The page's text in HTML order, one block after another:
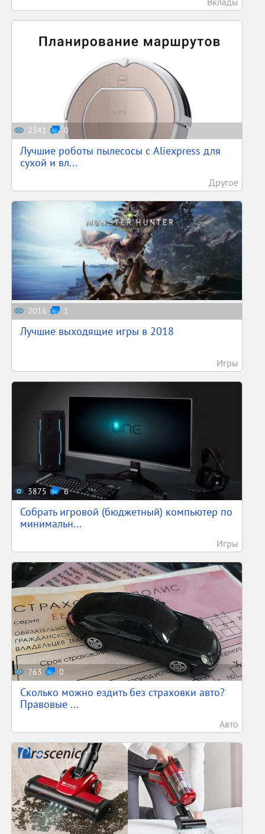
2341 0
Лучшие роботы пылесосы с Aliexpress для
сухой и вл...
Другое
2016 1
Лучшие выходящие игры в 2018
Игры
3875 6
Собрать игровой (бюджетный) компьютер по
минимальн...
Игры
763 0
Сколько можно ездить без страховки авто?
Правовые ...
Авто